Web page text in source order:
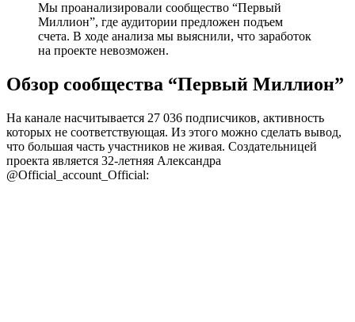
Мы проанализировали сообщество “Первый
Миллион”, где аудитории предложен подъем
счета. В ходе анализа мы выяснили, что заработок
на проекте невозможен.
Обзор сообщества “Первый Миллион”
На канале насчитывается 27 036 подписчиков, активность
которых не соответствующая. Из этого можно сделать вывод,
что большая часть участников не живая. Создательницей
проекта является 32-летняя Александра
@Official_account_Official: